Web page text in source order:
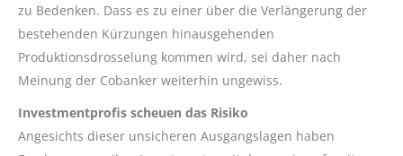
zu Bedenken. Dass es zu einer über die Verlängerung der
bestehenden Kürzungen hinausgehenden
Produktionsdrosselung kommen wird, sei daher nach
Meinung der Cobanker weiterhin ungewiss.
Investmentprofis scheuen das Risiko
Angesichts dieser unsicheren Ausgangslagen haben